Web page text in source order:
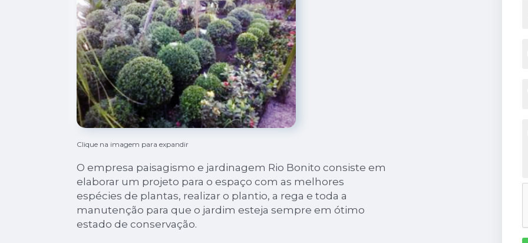
Clique na imagem para expandir
O empresa paisagismo e jardinagem Rio Bonito consiste em
elaborar um projeto para o espaço com as melhores
espécies de plantas, realizar o plantio, a rega e toda a
manutenção para que o jardim esteja sempre em ótimo
estado de conservação.